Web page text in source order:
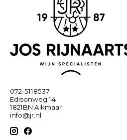
072-5118537
Edisonweg 14
1821BN Alkmaar
info@jr.nl